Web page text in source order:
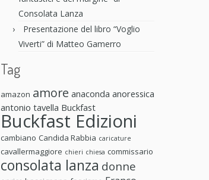
Consolata Lanza
Presentazione del libro “Voglio
Viverti” di Matteo Gamerro
Tag
amazon amore anaconda anoressica
antonio tavella Buckfast
Buckfast Edizioni
cambiano Candida Rabbia caricature
cavallermaggiore chieri chiesa commissario
consolata lanza donne